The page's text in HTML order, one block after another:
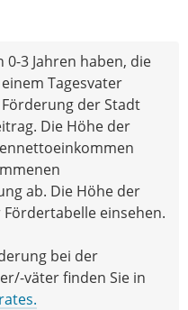
3 Jahren haben, die
Tagesvater
der Stadt
Die Höhe der
ab. Die Höhe der
einsehen.
bei der
väter finden Sie in